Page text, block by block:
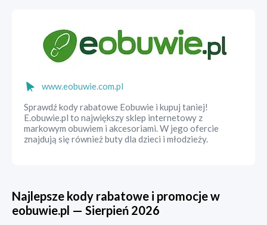
www.eobuwie.com.pl
Sprawdź kody rabatowe Eobuwie i kupuj taniej!
E.obuwie.pl to największy sklep internetowy z
markowym obuwiem i akcesoriami. W jego ofercie
znajdują się również buty dla dzieci i młodzieży.
Najlepsze kody rabatowe i promocje w
eobuwie.pl — Sierpień 2026